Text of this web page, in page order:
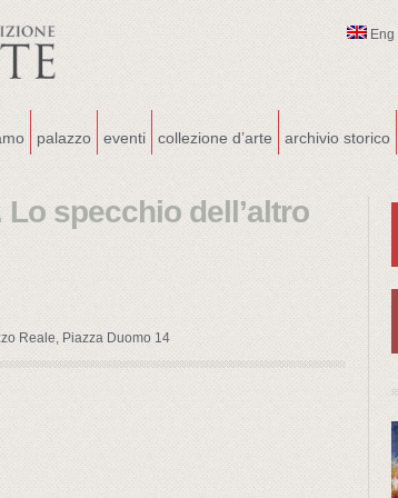
Eng
palazzo eventi collezione d’arte archivio storico
specchio dell’altro
Reale, Piazza Duomo 14